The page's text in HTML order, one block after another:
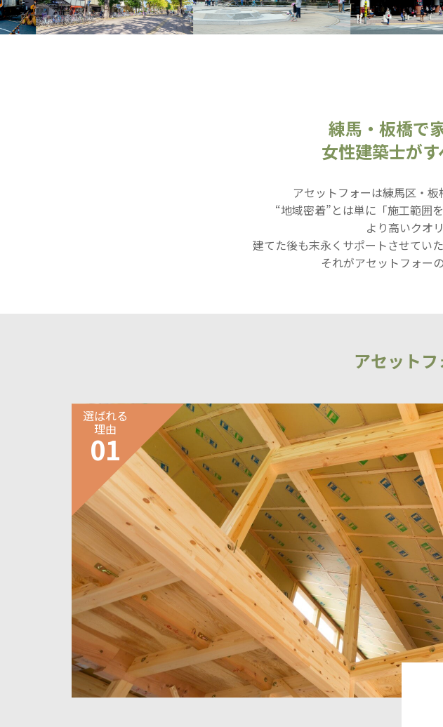
練馬・板橋で
女性建築士が
アセットフォーは練馬区・板
“地域密着”とは単に「施工範囲
より高いクオ
建てた後も末永くサポートさせてい
それがアセットフォー
アセット
選ばれる
理由
01